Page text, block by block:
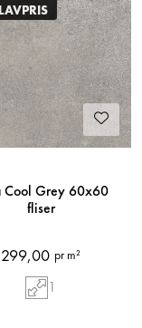
Cool Grey 60x60
fliser
299,00 pr m²
1